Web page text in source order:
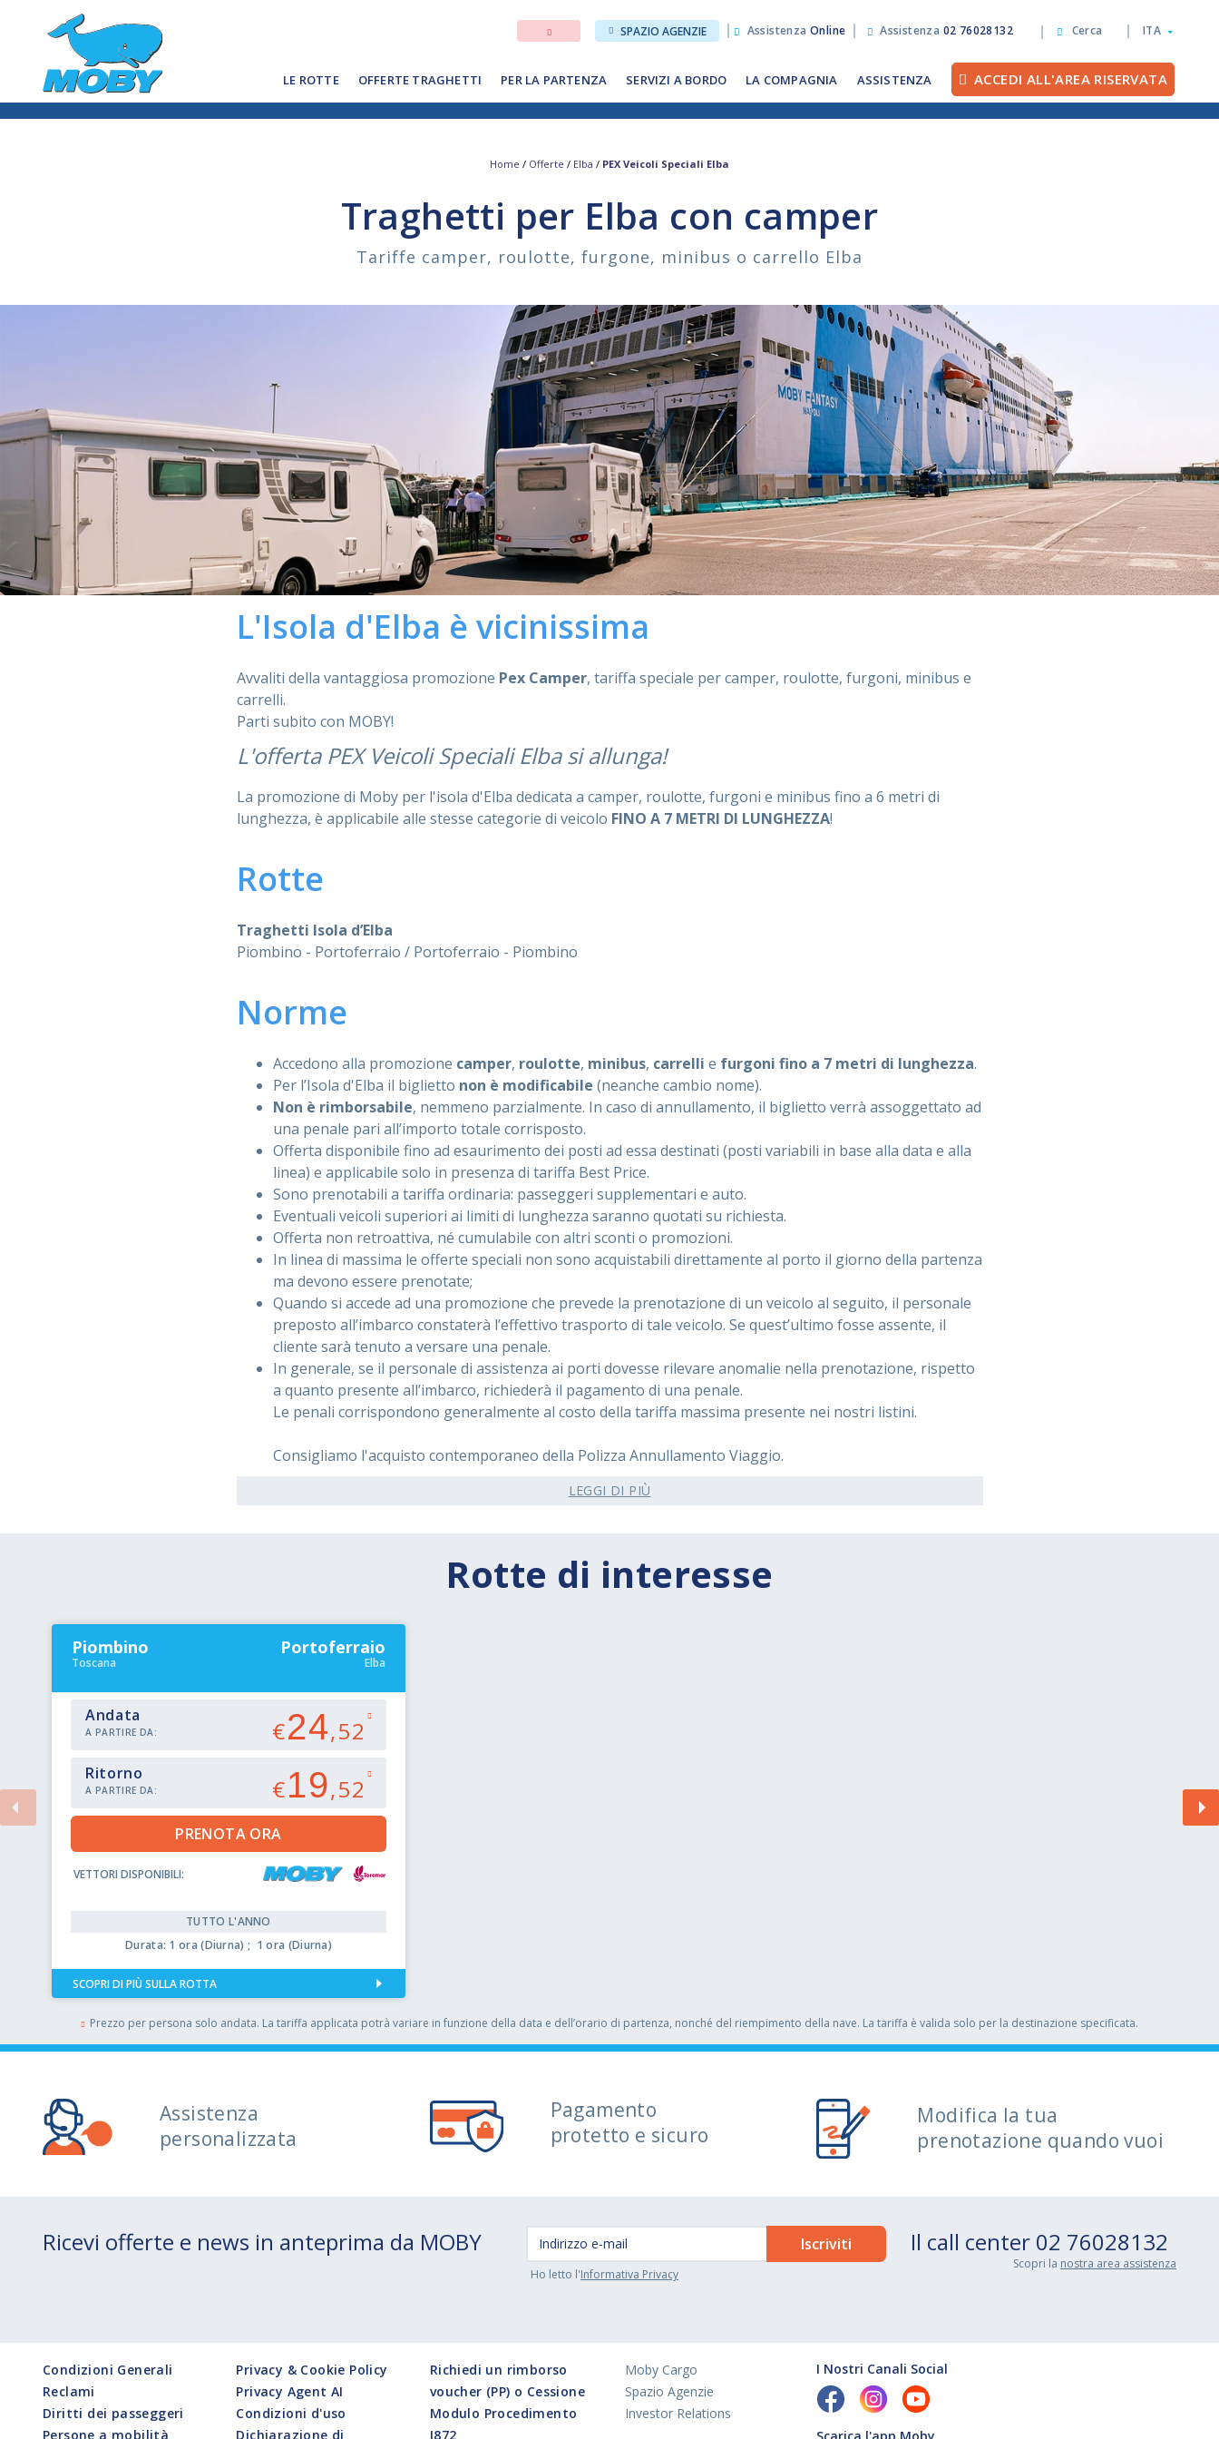
Cerca ITA
LE ROTTE OFFERTE TRAGHETTI PER LA PARTENZA SERVIZI A BORDO LA COMPAGNIA ASSISTENZA ACCEDI ALL'AREA RISERVATA
SPAZIO AGENZIE Assistenza Online Assistenza 02 76028132
Home / Offerte / Elba / PEX Veicoli Speciali Elba
Traghetti per Elba con camper
Tariffe camper, roulotte, furgone, minibus o carrello Elba
L'Isola d'Elba è vicinissima
Avvaliti della vantaggiosa promozione Pex Camper, tariffa speciale per camper, roulotte, furgoni, minibus e
carrelli.
Parti subito con MOBY!
L'offerta PEX Veicoli Speciali Elba si allunga!
La promozione di Moby per l'isola d'Elba dedicata a camper, roulotte, furgoni e minibus fino a 6 metri di
lunghezza, è applicabile alle stesse categorie di veicolo FINO A 7 METRI DI LUNGHEZZA!
Rotte
Traghetti Isola d’Elba
Piombino - Portoferraio / Portoferraio - Piombino
Norme
Accedono alla promozione camper, roulotte, minibus, carrelli e furgoni fino a 7 metri di lunghezza.
Per l’Isola d'Elba il biglietto non è modificabile (neanche cambio nome).
Non è rimborsabile, nemmeno parzialmente. In caso di annullamento, il biglietto verrà assoggettato ad
una penale pari all’importo totale corrisposto.
Offerta disponibile fino ad esaurimento dei posti ad essa destinati (posti variabili in base alla data e alla
linea) e applicabile solo in presenza di tariffa Best Price.
Sono prenotabili a tariffa ordinaria: passeggeri supplementari e auto.
Eventuali veicoli superiori ai limiti di lunghezza saranno quotati su richiesta.
Offerta non retroattiva, né cumulabile con altri sconti o promozioni.
In linea di massima le offerte speciali non sono acquistabili direttamente al porto il giorno della partenza
ma devono essere prenotate;
Quando si accede ad una promozione che prevede la prenotazione di un veicolo al seguito, il personale
preposto all’imbarco constaterà l’effettivo trasporto di tale veicolo. Se quest’ultimo fosse assente, il
cliente sarà tenuto a versare una penale.
In generale, se il personale di assistenza ai porti dovesse rilevare anomalie nella prenotazione, rispetto
a quanto presente all’imbarco, richiederà il pagamento di una penale.
Le penali corrispondono generalmente al costo della tariffa massima presente nei nostri listini.
Consigliamo l'acquisto contemporaneo della Polizza Annullamento Viaggio.
LEGGI DI PIÙ
Rotte di interesse
Piombino
Toscana
Portoferraio
Elba
Andata
A PARTIRE DA: €24,52
Ritorno
A PARTIRE DA: €19,52
VETTORI DISPONIBILI:
TUTTO L'ANNO
Durata: 1 ora (Diurna) ; 1 ora (Diurna)
SCOPRI DI PIÙ SULLA ROTTA
Prezzo per persona solo andata. La tariffa applicata potrà variare in funzione della data e dell’orario di partenza, nonché del riempimento della nave. La tariffa è valida solo per la destinazione specificata.
Assistenza
personalizzata
Pagamento
protetto e sicuro
Modifica la tua
prenotazione quando vuoi
Ricevi offerte e news in anteprima da MOBY
Ho letto l'Informativa Privacy
Il call center 02 76028132
Scopri la nostra area assistenza
Condizioni Generali
Reclami
Diritti dei passeggeri
Persone a mobilità
Privacy & Cookie Policy
Privacy Agent AI
Condizioni d'uso
Dichiarazione di
Richiedi un rimborso
voucher (PP) o Cessione
Modulo Procedimento
I872
Moby Cargo
Spazio Agenzie
Investor Relations
I Nostri Canali Social
Scarica l'app Moby